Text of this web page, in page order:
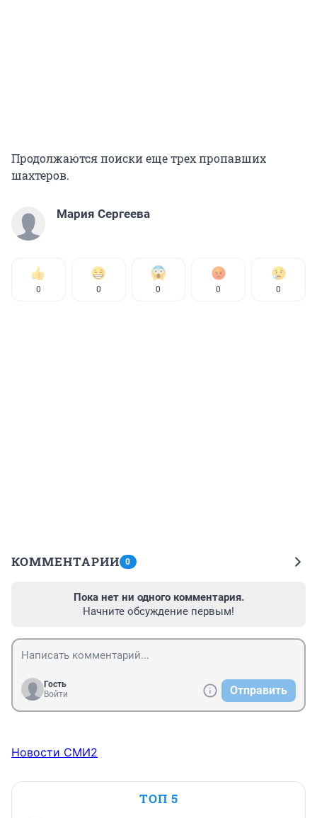
Продолжаются поиски еще трех пропавших
шахтеров.
Мария Сергеева
0 0 0 0 0
КОММЕНТАРИИ 0
Пока нет ни одного комментария.
Начните обсуждение первым!
Гость
Войти
Отправить
Новости СМИ2
ТОП 5